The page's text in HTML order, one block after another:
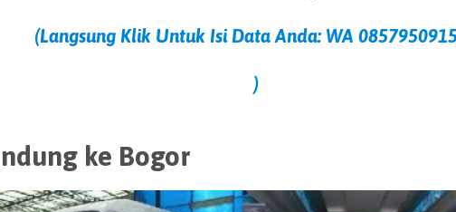
(Langsung Klik Untuk Isi Data Anda: WA
)
ke Bogor